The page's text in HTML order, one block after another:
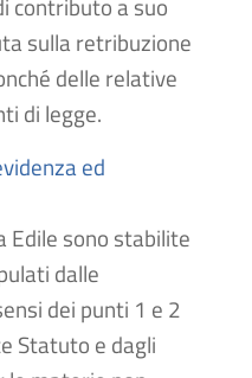
sulla retribuzione
delle relative
di legge.
ed
Edile sono stabilite
dalle
dei punti 1 e 2
Statuto e dagli